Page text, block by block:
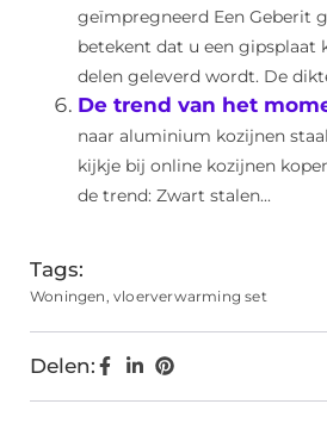
geïmpregneerd Een Geberit
betekent dat u een gipsplaat
delen geleverd wordt. De
De trend van het
naar aluminium kozijnen
kijkje bij online kozijnen
de trend: Zwart stalen...
Tags:
Woningen,vloerverwarming set
Delen: